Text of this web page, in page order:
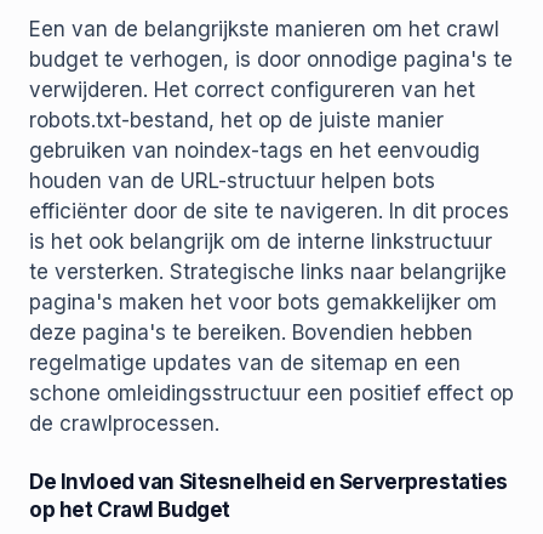
Een van de belangrijkste manieren om het crawl
budget te verhogen, is door onnodige pagina's te
verwijderen. Het correct configureren van het
robots.txt-bestand, het op de juiste manier
gebruiken van noindex-tags en het eenvoudig
houden van de URL-structuur helpen bots
efficiënter door de site te navigeren. In dit proces
is het ook belangrijk om de interne linkstructuur
te versterken. Strategische links naar belangrijke
pagina's maken het voor bots gemakkelijker om
deze pagina's te bereiken. Bovendien hebben
regelmatige updates van de sitemap en een
schone omleidingsstructuur een positief effect op
de crawlprocessen.
De Invloed van Sitesnelheid en Serverprestaties
op het Crawl Budget